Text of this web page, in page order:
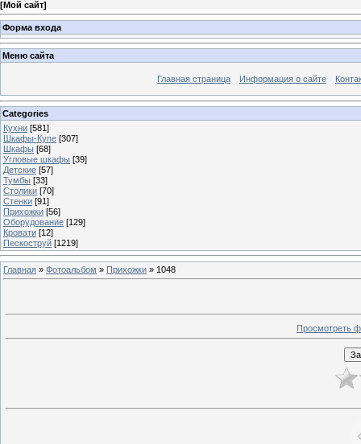
[Мой сайт]
Форма входа
Меню сайта
Главная страница Информация о сайте
Categories
Кухни [581]
Шкафы-Купе [307]
Шкафы [68]
Угловые шкафы [39]
Детские [57]
Тумбы [33]
Столики [70]
Стенки [91]
Прихожки [56]
Оборудование [129]
Кровати [12]
Пескоструй [1219]
Главная » Фотоальбом » Прихожки » 1048
Просмотреть